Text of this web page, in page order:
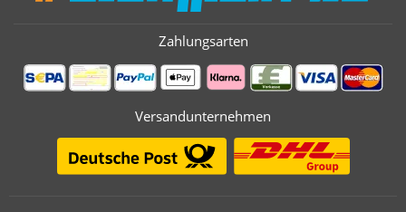
Zahlungsarten
Versandunternehmen